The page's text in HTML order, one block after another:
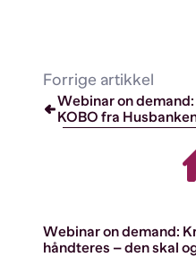
Forrige artikkel
Webinar on
KOBO fra
Webinar on demand:
håndteres – den skal